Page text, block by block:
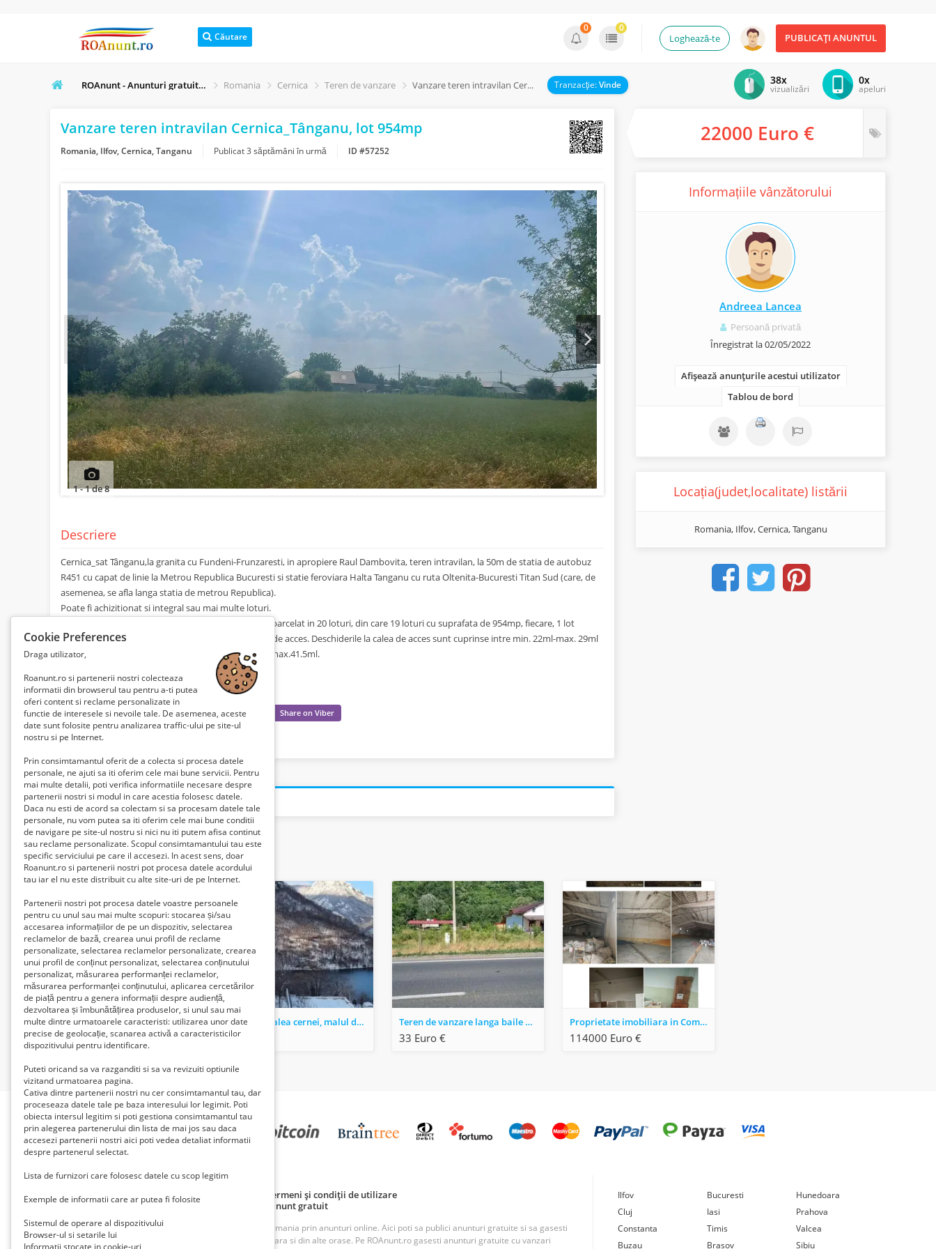
Căutare PUBLICAȚI ANUNTUL
Loghează-te
0 0
ROAnunt - Anunturi gratuite online Romania Cernica Teren de vanzare Vanzare teren intravilan Cernica_Tânganu, lot 954mp Tranzacţie:Vinde 0x
apeluri
38x
vizualizări
Vanzare teren intravilan Cernica_Tânganu, lot 954mp
Romania, Ilfov, Cernica, Tanganu Publicat3 săptămâni în urmă ID #57252
Prev Next
1-1de8
Descriere
Cernica_sat Tânganu,la granita cu Fundeni-Frunzaresti, in apropiere Raul Dambovita, teren intravilan, la 50m de statia de autobuz
R451 cu capat de linie la Metrou Republica Bucuresti si statie feroviara Halta Tanganu cu ruta Oltenita-Bucuresti Titan Sud (care, de
asemenea, se afla langa statia de metrou Republica).
Poate fi achizitionat si integral sau mai multe loturi.
Terenul are o suprafata totala masurata 21.664mp, parcelat in 20 loturi, din care 19 loturi cu suprafata de 954mp, fiecare, 1 lot
966mp, iar 2.572mp au fost atribuiti pentru drumul de acces. Deschiderile la calea de acces sunt cuprinse intre min. 22ml-max. 29ml
pe o lungime a terenurilor cuprinse intre min 32ml-max.41.5ml.
22000 Euro €
Informațiile vânzătorului
Andreea Lancea
Persoană privată
Înregistrat la 02/05/2022
Afișează anunțurile acestui utilizator
Tablou de bord
Locația(judet,localitate) listării
Romania, Ilfov, Cernica, Tanganu
Related listings
Cumpar teren agricol
100 Lei
Teren pe valea cernei, malul drept al lacului prisaca dupa 7 izvoare.
19 Lei
Teren de vanzare langa baile herculane.
33 Euro €
Proprietate imobiliara in Com. Rosiesti, jud. Vaslui
114000 Euro €
Cookie Preferences
Draga utilizator,
Roanunt.ro si partenerii nostri colecteaza
informatii din browserul tau pentru a-ti putea
oferi content si reclame personalizate in
functie de interesele si nevoile tale. De asemenea, aceste
date sunt folosite pentru analizarea traffic-ului pe site-ul
nostru si pe Internet.
Prin consimtamantul oferit de a colecta si procesa datele
personale, ne ajuti sa iti oferim cele mai bune servicii. Pentru
mai multe detalii, poti verifica informatiile necesare despre
partenerii nostri si modul in care acestia folosesc datele.
Daca nu esti de acord sa colectam si sa procesam datele tale
personale, nu vom putea sa iti oferim cele mai bune conditii
de navigare pe site-ul nostru si nici nu iti putem afisa continut
sau reclame personalizate. Scopul consimtamantului tau este
specific serviciului pe care il accesezi. In acest sens, doar
Roanunt.ro si partenerii nostri pot procesa datele acordului
tau iar el nu este distribuit cu alte site-uri de pe Internet.
Partenerii nostri pot procesa datele voastre persoanele
pentru cu unul sau mai multe scopuri: stocarea și/sau
accesarea informațiilor de pe un dispozitiv, selectarea
reclamelor de bază, crearea unui profil de reclame
personalizate, selectarea reclamelor personalizate, crearea
unui profil de conținut personalizat, selectarea conținutului
personalizat, măsurarea performanței reclamelor,
măsurarea performanței conținutului, aplicarea cercetărilor
de piață pentru a genera informații despre audiență,
dezvoltarea și îmbunătățirea produselor, si unul sau mai
multe dintre urmatoarele caracteristi: utilizarea unor date
precise de geolocație, scanarea activă a caracteristicilor
dispozitivului pentru identificare.
Puteti oricand sa va razganditi si sa va revizuiti optiunile
vizitand urmatoarea pagina.
Cativa dintre partenerii nostri nu cer consimtamantul tau, dar
proceseaza datele tale pe baza interesului lor legimit. Poti
obiecta intersul legitim si poti gestiona consimtamantul tau
prin alegerea partenerului din lista de mai jos sau daca
accesezi partenerii nostri aici poti vedea detaliat informatii
despre partenerul selectat.
Lista de furnizori care folosesc datele cu scop legitim
Exemple de informatii care ar putea fi folosite
Sistemul de operare al dispozitivului
Browser-ul si setarile lui
Informatii stocate in cookie-uri
PARTENERII NOȘTRI
Politică de confidențialitate Politica cookie
Termeni și condiții de utilizare
Principii de publicare anunț gratuit
Cum adaug anunt gratuit
ROAnunt este o platforma de vanzare si cumparare din Romania prin anunturi online. Aici poti sa publici anunturi gratuite si sa gasesti
oferte foarte bune din Bucuresti, Iasi, Cluj, Craiova, Timisoara si din alte orase. Pe ROAnunt.ro gasesti anunturi gratuite cu vanzari
Ilfov Bucuresti
Hunedoara
Cluj
Iasi
Prahova
Constanta
Timis
Valcea
Buzau
Brasov Sibiu